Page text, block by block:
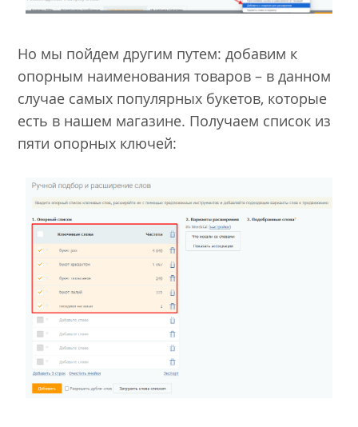
Но мы пойдем другим путем: добавим к
опорным наименования товаров – в данном
случае самых популярных букетов, которые
есть в нашем магазине. Получаем список из
пяти опорных ключей: